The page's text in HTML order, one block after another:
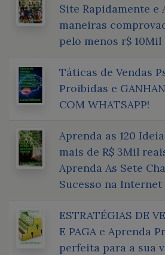
Site Rapidamente e
maneiras
pelo menos r$ 10Mil
Táticas de Vendas
Proibidas e
COM WHATSAPP!
Aprenda as 120
mais de R$ 3Mil
Aprenda As Sete
Sucesso na Internet
ESTRATÉGIAS DE
E PAGA e Aprenda
perfeita para a sua